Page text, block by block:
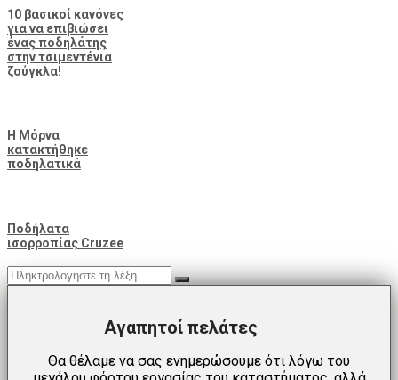
10 βασικοί κανόνες
για να επιβιώσει
ένας ποδηλάτης
στην τσιμεντένια
ζούγκλα!
Η Μόρνα
κατακτήθηκε
ποδηλατικά
Ποδήλατα
ισορροπίας Cruzee
Αγαπητοί πελάτες
Θα θέλαμε να σας ενημερώσουμε ότι λόγω του